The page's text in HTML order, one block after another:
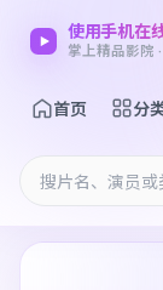
使用手机在
掌上精品影院
首页 分